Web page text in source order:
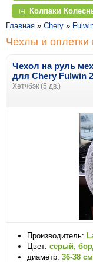
Колпаки
Главная » Chery »
Чехлы и оплетки
Чехол на руль
для CheryFulwin
Хетчбэк (5 дв.)
Производитель:
Цвет: серый,
диаметр: 36-38 см